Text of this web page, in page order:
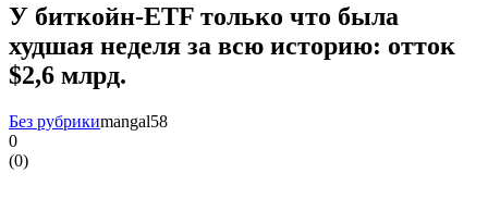
У биткойн-ETF только что была
худшая неделя за всю историю: отток
$2,6 млрд.
Без рубрикиmangal58
0
(0)